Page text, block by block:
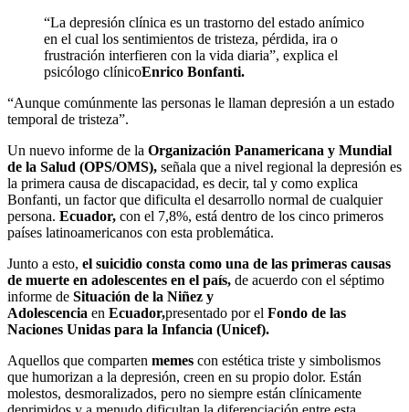
“La depresión clínica es un trastorno del estado anímico
en el cual los sentimientos de tristeza, pérdida, ira o
frustración interfieren con la vida diaria”, explica el
psicólogo clínicoEnrico Bonfanti.
“Aunque comúnmente las personas le llaman depresión a un estado
temporal de tristeza”.
Un nuevo informe de la Organización Panamericana y Mundial
de la Salud (OPS/OMS), señala que a nivel regional la depresión es
la primera causa de discapacidad, es decir, tal y como explica
Bonfanti, un factor que dificulta el desarrollo normal de cualquier
persona. Ecuador, con el 7,8%, está dentro de los cinco primeros
países latinoamericanos con esta problemática.
Junto a esto, el suicidio consta como una de las primeras causas
de muerte en adolescentes en el país, de acuerdo con el séptimo
informe de Situación de la Niñez y
Adolescencia en Ecuador,presentado por el Fondo de las
Naciones Unidas para la Infancia (Unicef).
Aquellos que comparten memes con estética triste y simbolismos
que humorizan a la depresión, creen en su propio dolor. Están
molestos, desmoralizados, pero no siempre están clínicamente